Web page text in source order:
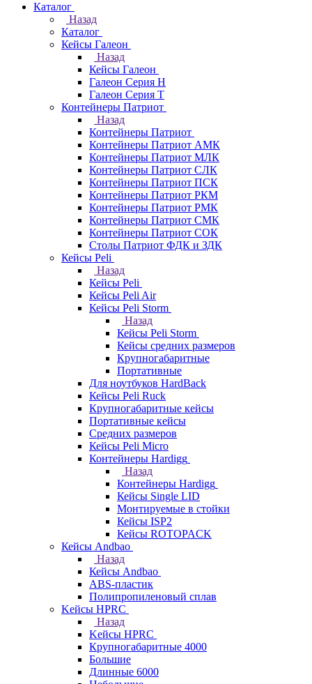
Каталог
Назад
Каталог
Кейсы Галеон
Назад
Кейсы Галеон
Галеон Серия Н
Галеон Серия Т
Контейнеры Патриот
Назад
Контейнеры Патриот
Контейнеры Патриот АМК
Контейнеры Патриот МЛК
Контейнеры Патриот CЛК
Контейнеры Патриот ПСК
Контейнеры Патриот РКМ
Контейнеры Патриот РМК
Контейнеры Патриот СМК
Контейнеры Патриот СОК
Столы Патриот ФДК и ЗДК
Кейсы Peli
Назад
Кейсы Peli
Кейсы Peli Air
Кейсы Peli Storm
Назад
Кейсы Peli Storm
Кейсы средних размеров
Крупногабаритные
Портативные
Для ноутбуков HardBack
Кейсы Peli Ruck
Крупногабаритные кейсы
Портативные кейсы
Средних размеров
Кейсы Peli Micro
Контейнеры Hardigg
Назад
Контейнеры Hardigg
Кейсы Single LID
Монтируемые в стойки
Кейсы ISP2
Кейсы ROTOPACK
Кейсы Andbao
Назад
Кейсы Andbao
ABS-пластик
Полипропиленовый сплав
Kейсы HPRC
Назад
Kейсы HPRC
Крупногабаритные 4000
Большие
Длинные 6000